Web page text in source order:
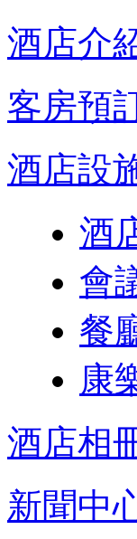
酒店介
客房預
酒店設
酒
會
餐
康
酒店相
新聞中